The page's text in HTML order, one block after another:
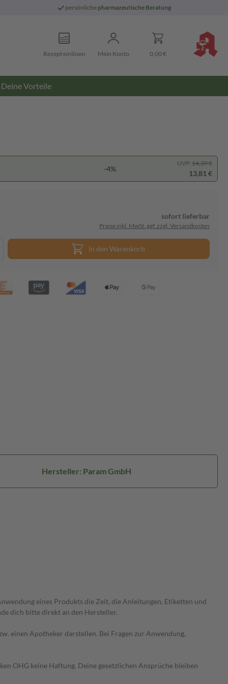
persönliche pharmazeutische Beratung
Rezept einlösen Mein Konto 0,00 €
Deine Vorteile
-4%
UVP: 14,39 €
13,81 €
sofort lieferbar
Preise inkl. MwSt. ggf. zzgl. Versandkosten
In den Warenkorb
Hersteller: Param GmbH
eines Produkts die Zeit, die Anleitungen, Etiketten und
dich bitte direkt an den Hersteller.
einen Apotheker darstellen. Bei Fragen zur Anwendung,
OHG keine Haftung. Deine gesetzlichen Ansprüche bleiben